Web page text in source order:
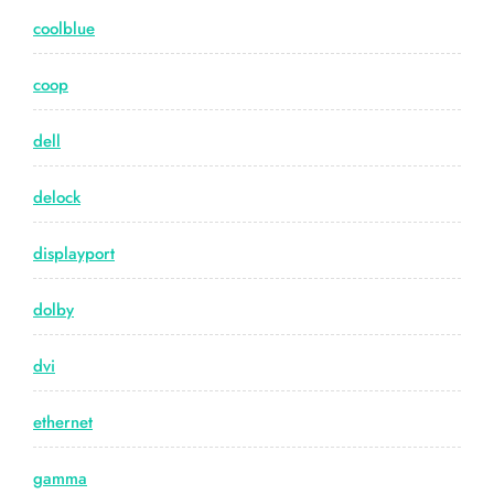
coolblue
coop
dell
delock
displayport
dolby
dvi
ethernet
gamma